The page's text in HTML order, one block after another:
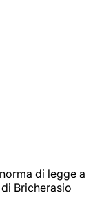
di legge a
Bricherasio